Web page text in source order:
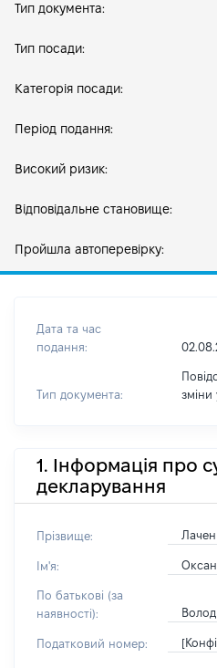
Тип документа:
Тип посади:
Категорія посади:
Період подання:
Високий ризик:
Відповідальне становище:
Пройшла автоперевірку:
Дата та час
подання:
Тип документа:
зміни
1. Інформація про
декларування
Прізвище:
Ім'я:
По батькові (за
наявності):
Податковий номер: